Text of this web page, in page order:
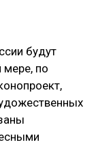
будут
мере, по